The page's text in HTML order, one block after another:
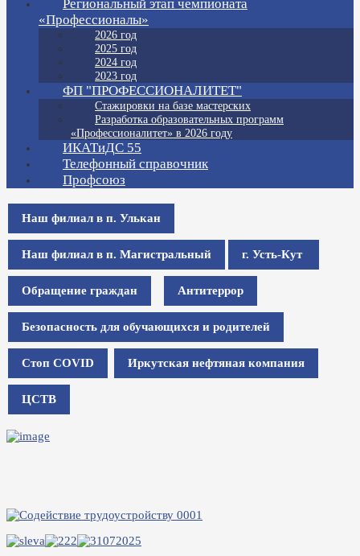
Региональный этап чемпионата
«Профессионалы»
2026 год
2025 год
2024 год
2023 год
ФП "ПРОФЕССИОНАЛИТЕТ"
Стажировки на базе мастерских
Разработка образовательных программ
«Профессионалитет» в 2026 году
ИКАТиДС 55
Телефонный справочник
Профсоюз
Наш филиал в п. Улькан
Наш филиал в п. Магистральный г. Усть-Кут
Обращение граждан Антитеррор
Безопасность для обучающихся и родителей
Стоп COVID Иркутская нефтяная компания
ЦСТВ